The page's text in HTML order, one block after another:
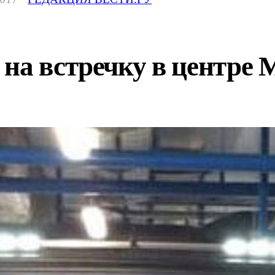
встречку в центре